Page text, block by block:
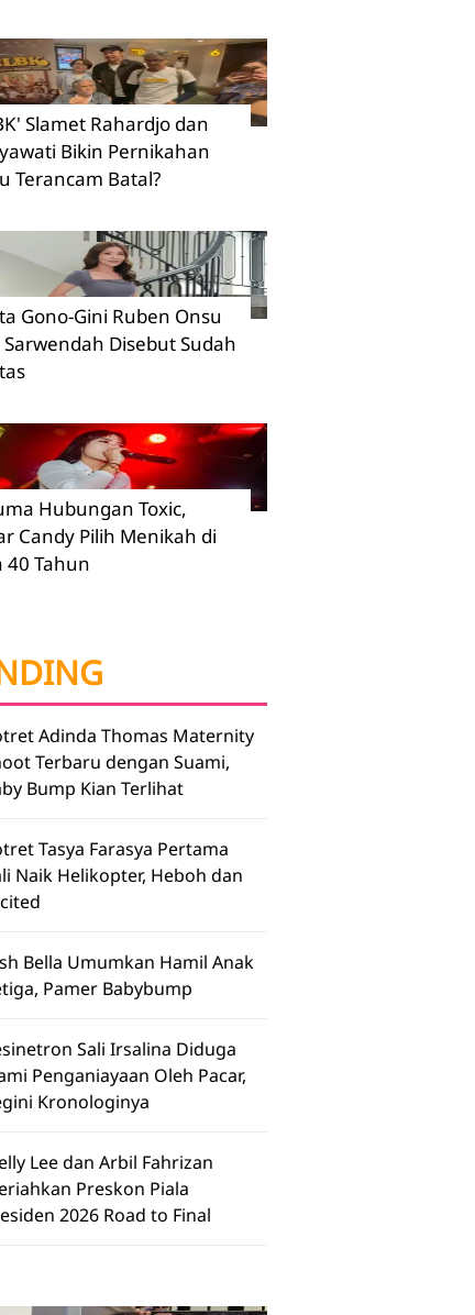
Slamet Rahardjo dan
Bikin Pernikahan
Terancam Batal?
Gono-Gini Ruben Onsu
Disebut Sudah
Hubungan Toxic,
Candy Pilih Menikah di
40 Tahun
Adinda Thomas Maternity
Terbaru dengan Suami,
Bump Kian Terlihat
Tasya Farasya Pertama
Naik Helikopter, Heboh dan
Bella Umumkan Hamil Anak
Pamer Babybump
Sali Irsalina Diduga
Penganiayaan Oleh Pacar,
Kronologinya
Lee dan Arbil Fahrizan
Preskon Piala
2026 Road to Final